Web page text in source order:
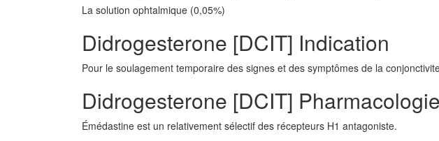
La solution ophtalmique (0,05%)
Didrogesterone [DCIT] Indication
Pour le soulagement temporaire des signes et des symptômes de la
Didrogesterone [DCIT] Pharmacologie
Émédastine est un relativement sélectif des récepteurs H1 antagoniste.